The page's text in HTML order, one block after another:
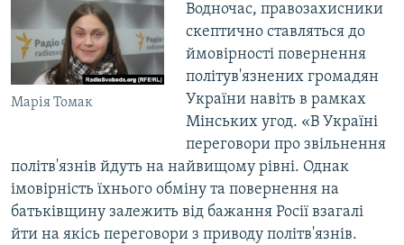
Марія Томак
Водночас, правозахисники
скептично ставляться до
ймовірності повернення
політув'язнених громадян
України навіть в рамках
Мінських угод. «В Україні
переговори про звільнення
політв'язнів йдуть на найвищому рівні. Однак
імовірність їхнього обміну та повернення на
батьківщину залежить від бажання Росії взагалі
йти на якісь переговори з приводу політв'язнів.